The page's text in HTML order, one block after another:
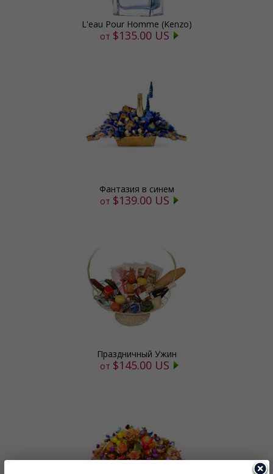
L'eau Pour Homme (Kenzo)
от $135.00 US
Фантазия в синем
от $139.00 US
Праздничный Ужин
от $145.00 US